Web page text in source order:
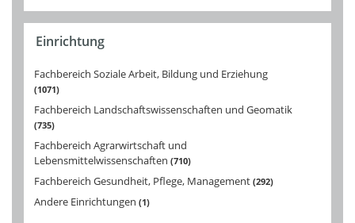
Einrichtung
Fachbereich Soziale Arbeit, Bildung und Erziehung
1071
Fachbereich Landschaftswissenschaften und Geomatik
735
Fachbereich Agrarwirtschaft und
Lebensmittelwissenschaften 710
Fachbereich Gesundheit, Pflege, Management 292
Andere Einrichtungen 1